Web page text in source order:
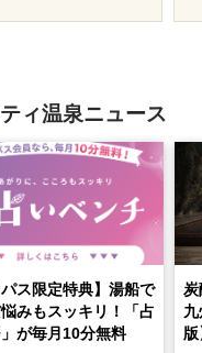
ィ温泉ニュース
パス限定特典】湯船で
みもスッキリ！「占
が毎月10分無料
炭
版